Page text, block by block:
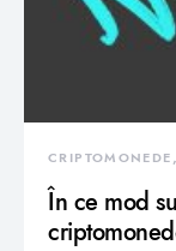
CRIPTOMONEDE
În ce mod